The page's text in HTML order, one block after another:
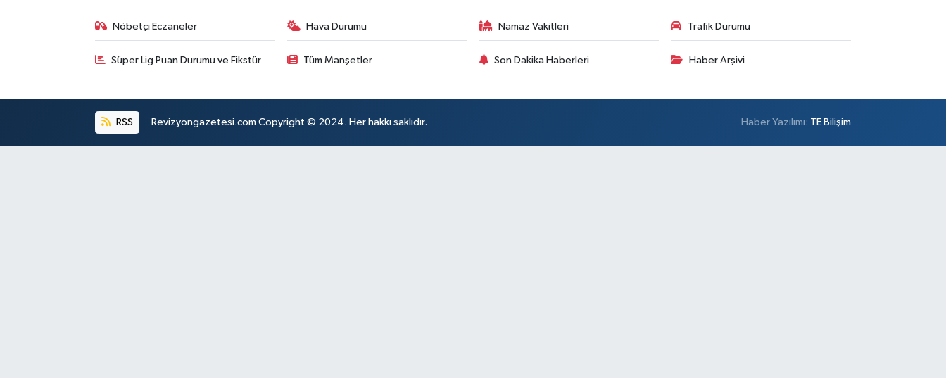
Nöbetçi Eczaneler Hava Durumu Namaz Vakitleri Trafik Durumu
Süper Lig Puan Durumu ve Fikstür Tüm Manşetler Son Dakika Haberleri Haber Arşivi
RSS Revizyongazetesi.com Copyright © 2024. Her hakkı saklıdır. Haber Yazılımı: TE Bilişim